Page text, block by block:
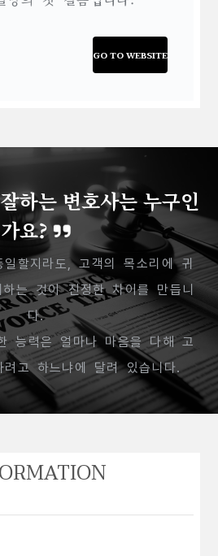
GO TO WEBSITE
하는 변호사는 누구인
가요?
할지라도, 고객의 목소리에 귀
하는 것이 진정한 차이를 만듭니
다.
능력은 얼마나 마음을 다해 고
고 하느냐에 달려 있습니다.